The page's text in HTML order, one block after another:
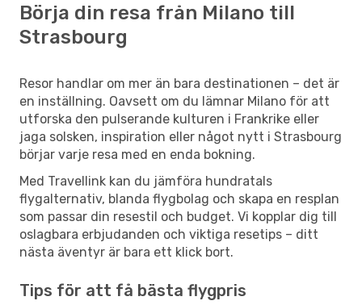
Börja din resa från Milano till
Strasbourg
Resor handlar om mer än bara destinationen – det är
en inställning. Oavsett om du lämnar Milano för att
utforska den pulserande kulturen i Frankrike eller
jaga solsken, inspiration eller något nytt i Strasbourg
börjar varje resa med en enda bokning.
Med Travellink kan du jämföra hundratals
flygalternativ, blanda flygbolag och skapa en resplan
som passar din resestil och budget. Vi kopplar dig till
oslagbara erbjudanden och viktiga resetips – ditt
nästa äventyr är bara ett klick bort.
Tips för att få bästa flygpris